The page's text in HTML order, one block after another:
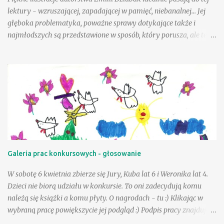
lektury - wzruszającej, zapadającej w pamięć, niebanalnej... Jej
głęboka problematyka, poważne sprawy dotykające także i
najmłodszych są przedstawione w sposób, który porusza, ale też i
swojej biblioteczce. Andzia - bohaterka książki - była wyjątkowo
szczęśliwą dziewczynką, a wielka w tym zasługa taty, a choć był
jej tak bliski, to paradoksalnie teraz lepiej sobie poradzić w tej
trudnej sytuacji, gdy tak drogiej osoby zabrakło - przeciwnie niż
jej mama. Andzia zauważa, że mama czasem zachowuje się tak, "
jakby zapomniała, że już jest dorosła " - można to różnie
tłumaczyć - silniejszymi więzami, odmienną sytuacją życiową, na
pewno jednak niebagatelne znaczenie ma dla dziewczynki
szczególnej, bo "ptasiej postaci...
Galeria prac konkursowych - głosowanie
W sobotę 6 kwietnia zbierze się Jury, Kuba lat 6 i Weronika lat 4.
Dzieci nie biorą udziału w konkursie. To oni zadecydują komu
należą się książki a komu płyty. O nagrodach - tu :) Klikając w
wybraną pracę powiększycie jej podgląd :) Podpis pracy znajduje